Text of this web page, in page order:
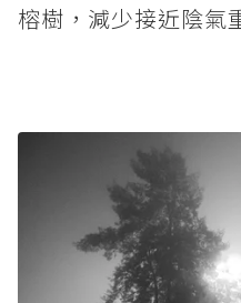
榕樹，減少接近陰氣